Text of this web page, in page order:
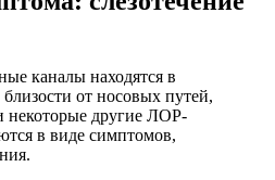
каналы находятся в
от носовых путей,
некоторые другие ЛОР-
в виде симптомов,